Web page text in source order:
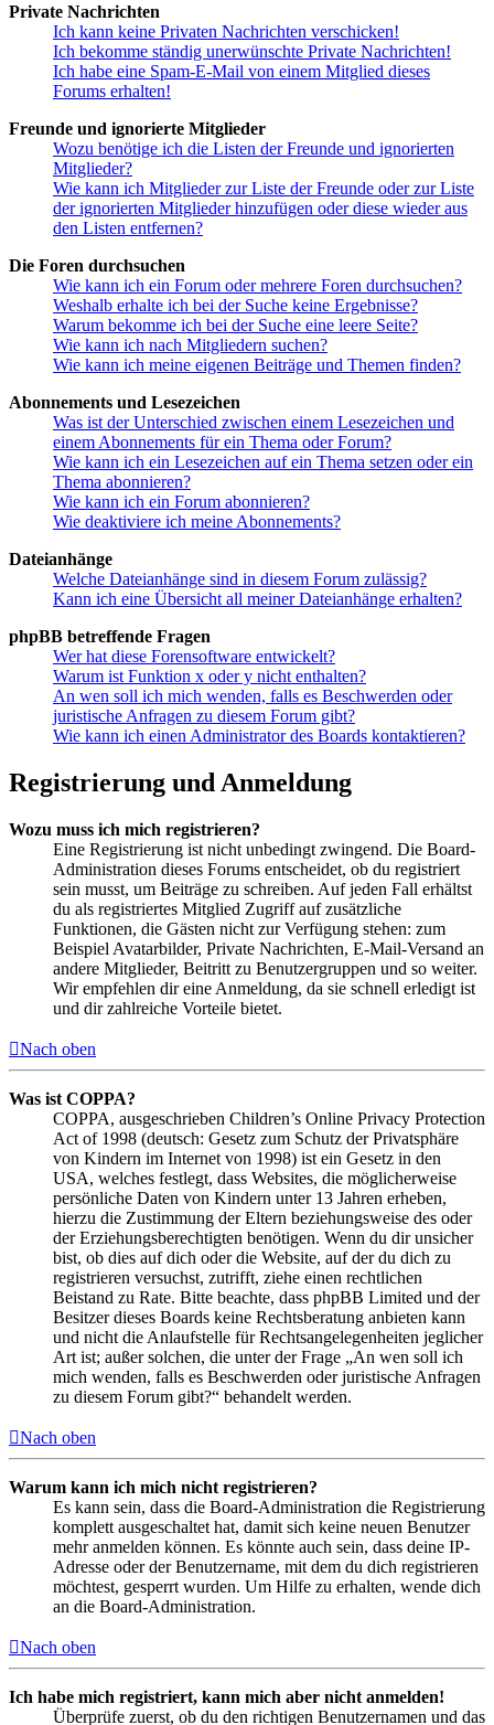
Private Nachrichten
Ich kann keine Privaten Nachrichten verschicken!
Ich bekomme ständig unerwünschte Private Nachrichten!
Ich habe eine Spam-E-Mail von einem Mitglied dieses
Forums erhalten!
Freunde und ignorierte Mitglieder
Wozu benötige ich die Listen der Freunde und ignorierten
Mitglieder?
Wie kann ich Mitglieder zur Liste der Freunde oder zur Liste
der ignorierten Mitglieder hinzufügen oder diese wieder aus
den Listen entfernen?
Die Foren durchsuchen
Wie kann ich ein Forum oder mehrere Foren durchsuchen?
Weshalb erhalte ich bei der Suche keine Ergebnisse?
Warum bekomme ich bei der Suche eine leere Seite?
Wie kann ich nach Mitgliedern suchen?
Wie kann ich meine eigenen Beiträge und Themen finden?
Abonnements und Lesezeichen
Was ist der Unterschied zwischen einem Lesezeichen und
einem Abonnements für ein Thema oder Forum?
Wie kann ich ein Lesezeichen auf ein Thema setzen oder ein
Thema abonnieren?
Wie kann ich ein Forum abonnieren?
Wie deaktiviere ich meine Abonnements?
Dateianhänge
Welche Dateianhänge sind in diesem Forum zulässig?
Kann ich eine Übersicht all meiner Dateianhänge erhalten?
phpBB betreffende Fragen
Wer hat diese Forensoftware entwickelt?
Warum ist Funktion x oder y nicht enthalten?
An wen soll ich mich wenden, falls es Beschwerden oder
juristische Anfragen zu diesem Forum gibt?
Wie kann ich einen Administrator des Boards kontaktieren?
Registrierung und Anmeldung
Wozu muss ich mich registrieren?
Eine Registrierung ist nicht unbedingt zwingend. Die Board-
Administration dieses Forums entscheidet, ob du registriert
sein musst, um Beiträge zu schreiben. Auf jeden Fall erhältst
du als registriertes Mitglied Zugriff auf zusätzliche
Funktionen, die Gästen nicht zur Verfügung stehen: zum
Beispiel Avatarbilder, Private Nachrichten, E-Mail-Versand an
andere Mitglieder, Beitritt zu Benutzergruppen und so weiter.
Wir empfehlen dir eine Anmeldung, da sie schnell erledigt ist
und dir zahlreiche Vorteile bietet.
Nach oben
Was ist COPPA?
COPPA, ausgeschrieben Children’s Online Privacy Protection
Act of 1998 (deutsch: Gesetz zum Schutz der Privatsphäre
von Kindern im Internet von 1998) ist ein Gesetz in den
USA, welches festlegt, dass Websites, die möglicherweise
persönliche Daten von Kindern unter 13 Jahren erheben,
hierzu die Zustimmung der Eltern beziehungsweise des oder
der Erziehungsberechtigten benötigen. Wenn du dir unsicher
bist, ob dies auf dich oder die Website, auf der du dich zu
registrieren versuchst, zutrifft, ziehe einen rechtlichen
Beistand zu Rate. Bitte beachte, dass phpBB Limited und der
Besitzer dieses Boards keine Rechtsberatung anbieten kann
und nicht die Anlaufstelle für Rechtsangelegenheiten jeglicher
Art ist; außer solchen, die unter der Frage „An wen soll ich
mich wenden, falls es Beschwerden oder juristische Anfragen
zu diesem Forum gibt?“ behandelt werden.
Nach oben
Warum kann ich mich nicht registrieren?
Es kann sein, dass die Board-Administration die Registrierung
komplett ausgeschaltet hat, damit sich keine neuen Benutzer
mehr anmelden können. Es könnte auch sein, dass deine IP-
Adresse oder der Benutzername, mit dem du dich registrieren
möchtest, gesperrt wurden. Um Hilfe zu erhalten, wende dich
an die Board-Administration.
Nach oben
Ich habe mich registriert, kann mich aber nicht anmelden!
Überprüfe zuerst, ob du den richtigen Benutzernamen und das